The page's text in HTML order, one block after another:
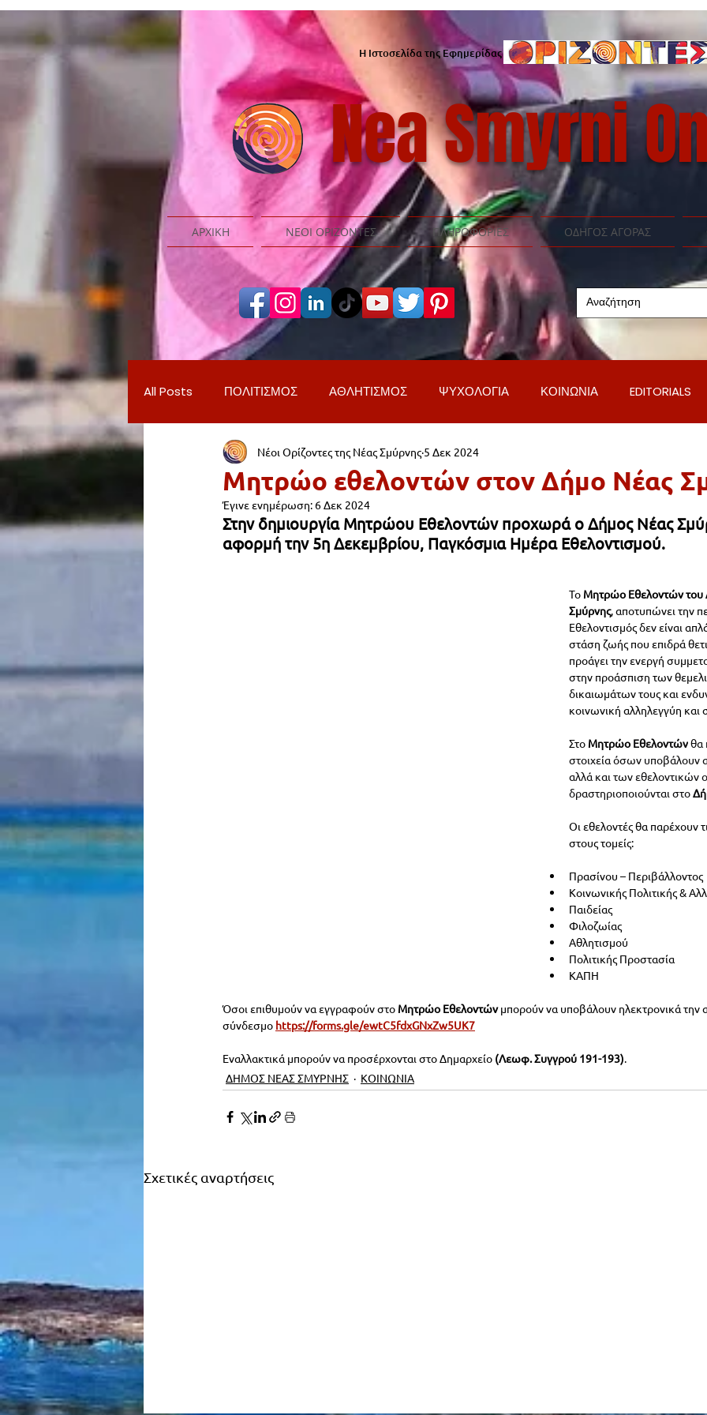
Η Ιστοσελίδα της Εφημερίδας
Nea Smyrni
ΑΡΧΙΚΗ ΝΕΟΙ ΟΡΙΖΟΝΤΕΣ ΠΛΗΡΟΦΟΡΙΕΣ ΟΔΗΓΟΣ ΑΓΟΡΑΣ
All Posts ΠΟΛΙΤΙΣΜΟΣ ΑΘΛΗΤΙΣΜΟΣ ΨΥΧΟΛΟΓΙΑ ΚΟΙΝΩΝΙΑ EDITORIALS
ΔΗΜΟΣ ΝΕΑΣ ΣΜΥΡΝΗΣ ΠΡΟΣΩΠΑ & ΑΠΟΨΕΙΣ
ΨΥΧΑΓΩΓΙΑ ΕΡΓΑΣΙΑ ΕΚΚΛΗΣΙΑ ΕΠΙΣΤΗΜΗ & ΤΕΧΝΟΛΟΓΙΑ ΦΥΣΗ &
ΥΠΗΡΕΣΙΕΣ ΝΕΑ
Μητρώο εθελοντών στον Δήμο Νέας
Νέοι Ορίζοντες της Νέας Σμύρνης 5 Δεκ 2024
Έγινε ενημέρωση: 6 Δεκ 2024
Στην δημιουργία Μητρώου Εθελοντών προχωρά ο Δήμος Νέας
αφορμή την 5η Δεκεμβρίου, Παγκόσμια Ημέρα Εθελοντισμού.
Το Μητρώο Εθελοντών του
Σμύρνης, αποτυπώνει την
Εθελοντισμός δεν είναι
στάση ζωής που επιδρά
προάγει την ενεργή
στην προάσπιση των
δικαιωμάτων τους και
κοινωνική αλληλεγγύη και
Στο Μητρώο Εθελοντών θα
στοιχεία όσων υποβάλουν
αλλά και των
δραστηριοποιούνται στο
Οι εθελοντές θα παρέχουν
στους τομείς:
Πρασίνου – Περιβάλλοντος
Κοινωνικής Πολιτικής &
Παιδείας
Φιλοζωίας
Αθλητισμού
Πολιτικής Προστασία
ΚΑΠΗ
Όσοι επιθυμούν να εγγραφούν στο Μητρώο Εθελοντών μπορούν να υποβάλουν ηλεκτρονικά την
σύνδεσμο https://forms.gle/ewtC5fdxGNxZw5UK7
Εναλλακτικά μπορούν να προσέρχονται στο Δημαρχείο (Λεωφ. Συγγρού 191-193).
ΔΗΜΟΣ ΝΕΑΣ ΣΜΥΡΝΗΣ
ΚΟΙΝΩΝΙΑ
Σχετικές αναρτήσεις